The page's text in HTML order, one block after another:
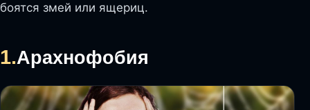
боятся змей или ящериц.
1.Арахнофобия